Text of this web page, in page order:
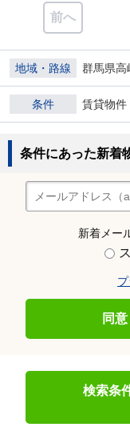
前へ
地域・路線 群馬県高
条件 賃貸物件
条件にあった新着
新着メー
同
検索条